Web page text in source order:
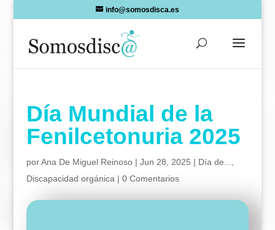
info@somosdisca.es
Día Mundial de la
Fenilcetonuria 2025
porAna De Miguel Reinoso| Jun 28, 2025 | Día de...
Discapacidad orgánica | 0 Comentarios